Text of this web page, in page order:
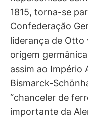
1815, torna-se
Confederação
liderança de Otto
origem
assim ao Império
Bismarck-
“chanceler de
importante da